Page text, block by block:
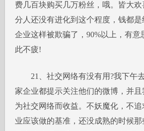
费几百块购买几万粉丝，哦。皆大欢
分人还没有进化到这个程度，钱都
企业这样被欺骗了，90%以上，有意
此不疲!
21、社交网络有没有用?我下午
家企业都提示关注他们的微博，并且
为社交网络而收益。不妖魔化，不
业应该做的基准，还没成熟的时候